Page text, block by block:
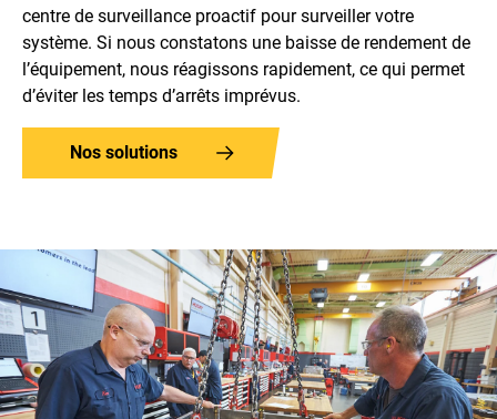
centre de surveillance proactif pour surveiller votre
système. Si nous constatons une baisse de rendement de
l’équipement, nous réagissons rapidement, ce qui permet
d’éviter les temps d’arrêts imprévus.
Nos solutions